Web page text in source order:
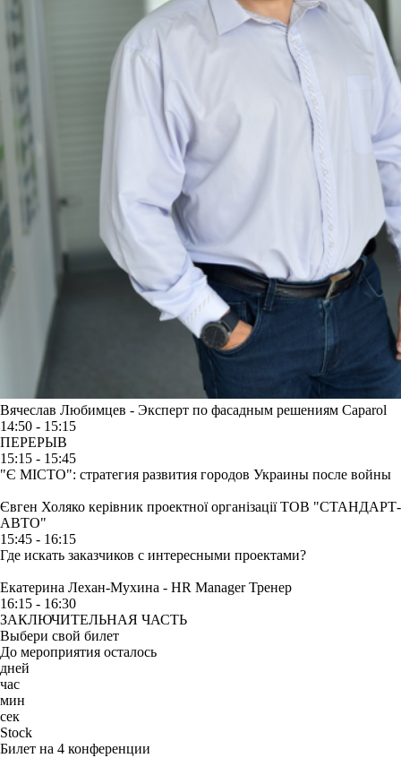
Вячеслав Любимцев - Эксперт по фасадным решениям Caparol
14:50 - 15:15
ПЕРЕРЫВ
15:15 - 15:45
"Є МІСТО": стратегия развития городов Украины после войны
Євген Холяко керівник проектної організації ТОВ "СТАНДАРТ-
АВТО"
15:45 - 16:15
Где искать заказчиков с интересными проектами?
Екатерина Лехан-Мухина - HR Manager Тренер
16:15 - 16:30
ЗАКЛЮЧИТЕЛЬНАЯ ЧАСТЬ
Выбери свой билет
До мероприятия осталось
дней
час
мин
сек
Stock
Билет на 4 конференции